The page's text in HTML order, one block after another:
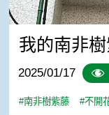
我的南非
2025/01/17
#南非樹紫藤 #不開